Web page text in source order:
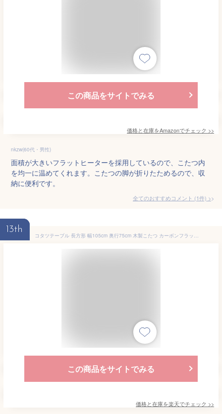
この商品をサイトでみる
価格と在庫をAmazonでチェック >>
nkzw(60代・男性)
面積が大きいフラットヒーターを採用しているので、こたつ内
を均一に温めてくれます。こたつの脚が折りたためるので、収
納に便利です。
全てのおすすめコメント (1件) >
13th
コタツテーブル 長方形 幅105cm 奥行75cm 木製こたつ カーボンフラットヒーター 遠赤外線 手元コントローラー センターテーブル 天然木 ウォルナット アッシュ 薄型タイプ リビング おしゃれ シンプル スタイリッシュ モダン 北欧風 ナチュラル[d]
この商品をサイトでみる
価格と在庫を楽天でチェック >>